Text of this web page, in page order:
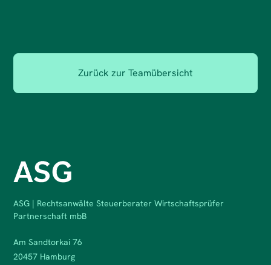
Zurück zur Teamübersicht
ASG | Rechtsanwälte Steuerberater Wirtschaftsprüfer
Partnerschaft mbB
Am Sandtorkai 76
20457 Hamburg